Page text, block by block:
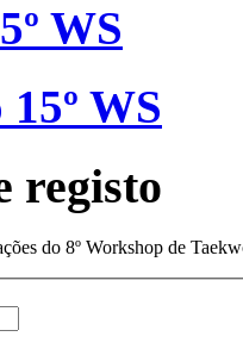
WS
WS
registo
do 8º Workshop de